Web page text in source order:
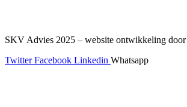
SKV Advies 2025 – website ontwikkeling door
Twitter Facebook Linkedin Whatsapp